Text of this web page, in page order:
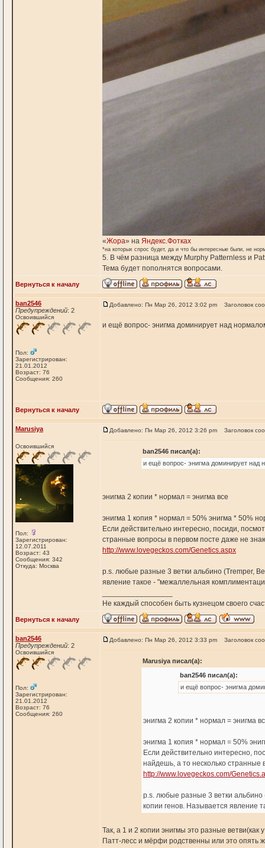
«Жора» на Яндекс.Фотках
*на которых спрос будет, да и что бы интересные были, не
5. В чём разница между Murphy Patternless и
Тема будет пополнятся вопросами.
Вернуться к началу
ban2546
Предупреждений: 2
Освоившийся
Пол:
Зарегистрирован:
21.01.2012
Возраст: 76
Сообщения: 260
Добавлено: Пн Мар 26, 2012 3:02 pm Заголовок
и ещё вопрос- энигма доминирует над
Вернуться к началу
Marusiya
Освоившийся
Пол:
Зарегистрирован:
12.07.2011
Возраст: 43
Сообщения: 342
Откуда: Москва
Добавлено: Пн Мар 26, 2012 3:26 pm Заголовок
ban2546 писал(а):
и ещё вопрос- энигма доминирует над
энигма 2 копии * нормал = энигма все
энигма 1 копия * нормал = 50% энигма * 50%
Если действительно интересно, посиди,
странные вопросы в первом посте даже не
http://www.lovegeckos.com/Genetics.aspx
p.s. любые разные 3 ветки альбино (Tremper,
явление такое - "межаллельная
Не каждый способен быть кузнецом своего
Вернуться к началу
ban2546
Предупреждений: 2
Освоившийся
Пол:
Зарегистрирован:
21.01.2012
Возраст: 76
Сообщения: 260
Добавлено: Пн Мар 26, 2012 3:33 pm Заголовок
Marusiya писал(а):
ban2546 писал(а):
и ещё вопрос- энигма
энигма 2 копии * нормал = энигма
энигма 1 копия * нормал = 50%
Если действительно интересно,
найдешь, а то несколько странные
http://www.lovegeckos.com/
p.s. любые разные 3 ветки альбино
копии генов. Называется явление
Так, а 1 и 2 копии энигмы это разные ветви(как
Патт-лесс и мёрфи родственны или это опять